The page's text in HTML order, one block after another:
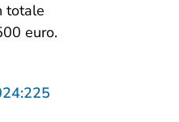
totale
euro.